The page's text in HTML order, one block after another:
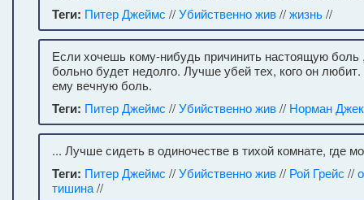
Теги: Питер Джеймс //Убийственно жив//жизнь//
Если хочешь кому-нибудь причинить настоящую
больно будет недолго. Лучше убей тех, кого он
ему вечную боль.
Теги: Питер Джеймс //Убийственно жив// Норман
... Лучше сидеть в одиночестве в тихой комнате, где
Теги: Питер Джеймс //Убийственно жив// Рой Грейс //
тишина//